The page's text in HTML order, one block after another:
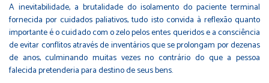
A inevitabilidade, a brutalidade do isolamento do paciente terminal
fornecida por cuidados paliativos, tudo isto convida à reflexão quanto
importante é o cuidado com o zelo pelos entes queridos e a consciência
de evitar conflitos através de inventários que se prolongam por dezenas
de anos, culminando muitas vezes no contrário do que a pessoa
falecida pretenderia para destino de seus bens.